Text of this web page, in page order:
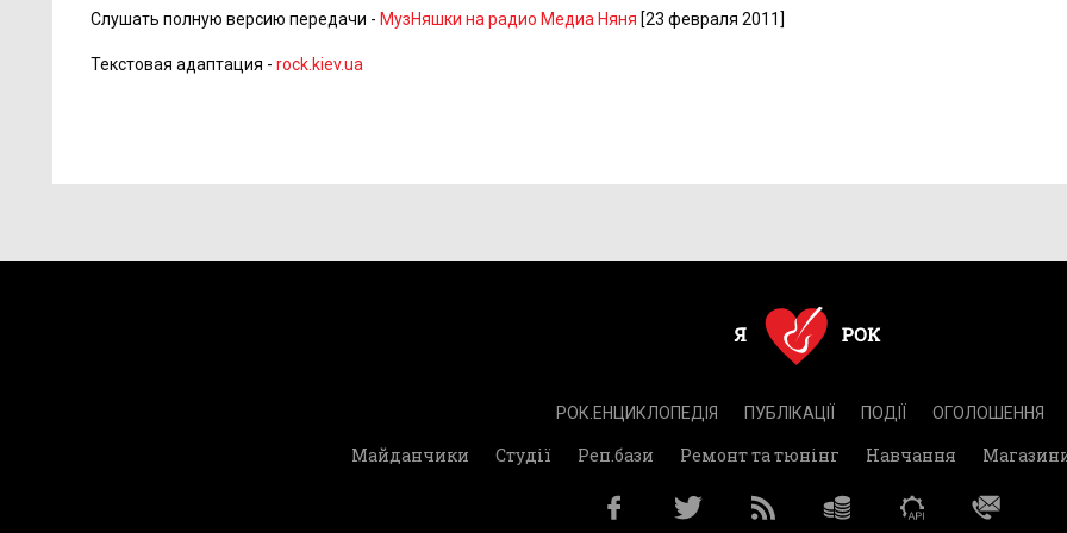
Слушать полную версию передачи - МузНяшки на радио Медиа Няня [23 февраля 2011]
Текстовая адаптация - rock.kiev.ua
РОК.ЕНЦИКЛОПЕДІЯ ПУБЛІКАЦІЇ ПОДІЇ ОГОЛОШЕННЯ
Майданчики Студії Реп.бази Ремонт та тюнінг Навчання